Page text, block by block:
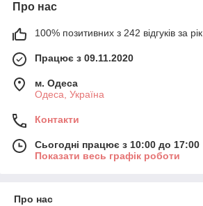
Про нас
100% позитивних з 242 відгуків за рік
Працює з 09.11.2020
м. Одеса
Одеса, Україна
Контакти
Сьогодні працює з 10:00 до 17:00
Показати весь графік роботи
Про нас